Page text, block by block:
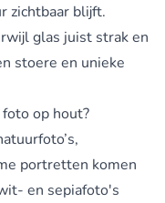
zichtbaar blijft.
glas juist strak en
stoere en unieke
op hout?
portretten komen
en sepiafoto's